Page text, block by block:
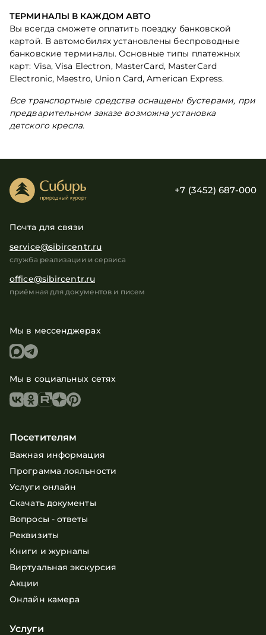
ТЕРМИНАЛЫ В КАЖДОМ АВТО
Вы всегда сможете оплатить поездку банковской
картой. В автомобилях установлены беспроводные
банковские терминалы. Основные типы платежных
карт: Visa, Visa Electron, MasterCard, MasterCard
Electronic, Maestro, Union Card, American Express.
Все транспортные средства оснащены бустерами, при
предварительном заказе возможна установка
детского кресла.
+7 (3452) 687-000
Почта для связи
service@sibircentr.ru
служба реализации и сервиса
office@sibircentr.ru
приёмная для документов и писем
Мы в мессенджерах
Мы в социальных сетях
Посетителям
Важная информация
Программа лояльности
Услуги онлайн
Скачать документы
Вопросы - ответы
Реквизиты
Книги и журналы
Виртуальная экскурсия
Акции
Онлайн камера
Услуги